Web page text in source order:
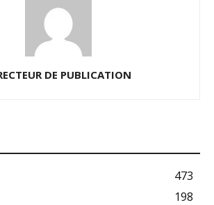
DE PUBLICATION
473
198